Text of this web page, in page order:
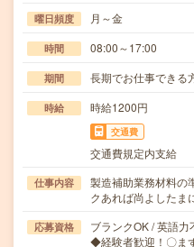
曜日頻度 月～金
時間 08:00～17:00
期間 長期でお仕事できる
時給 時給1200円
交通費
交通費規定内支給
仕事内容
製造補助業務材料の
クあれば尚よした
応募資格
ブランクOK / 英語力
◆経験者歓迎！〇ま